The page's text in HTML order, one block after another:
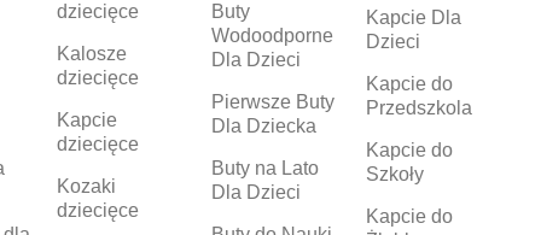
dziecięce
Kalosze
dziecięce
Kapcie
dziecięce
Kozaki
dziecięce
Buty
Wodoodporne
Dla Dzieci
Pierwsze Buty
Dla Dziecka
Buty na Lato
Dla Dzieci
Kapcie Dla
Dzieci
Kapcie do
Przedszkola
Kapcie do
Szkoły
Kapcie do